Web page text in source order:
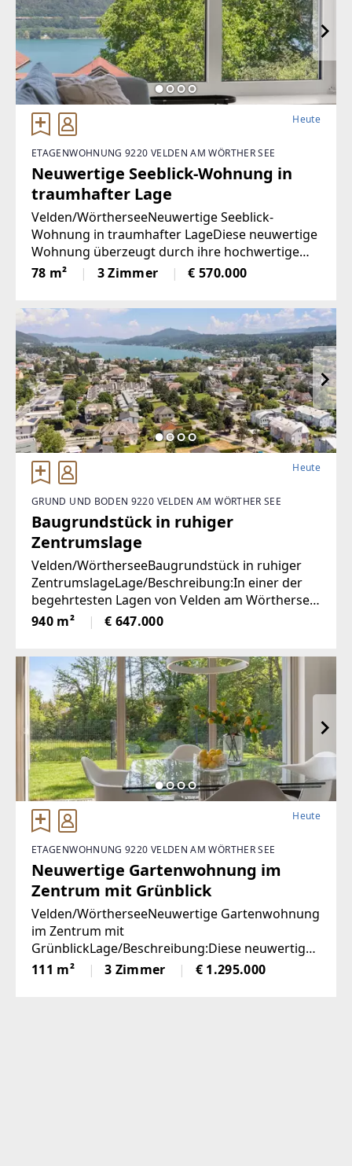
Heute
ETAGENWOHNUNG 9220 VELDEN AM WÖRTHER SEE
Neuwertige Seeblick-Wohnung in
traumhafter Lage
Velden/WörtherseeNeuwertige Seeblick-
Wohnung in traumhafter LageDiese neuwertige
Wohnung überzeugt durch ihre hochwertige
Ausstattung, durchdachte Raumaufteilung und
einen eindrucksvollen Blick auf den Wörthersee.
78 m² 3 Zimmer € 570.000
Heute
GRUND UND BODEN 9220 VELDEN AM WÖRTHER SEE
Baugrundstück in ruhiger
Zentrumslage
Velden/WörtherseeBaugrundstück in ruhiger
ZentrumslageLage/Beschreibung:In einer der
begehrtesten Lagen von Velden am Wörthersee
befindet sich dieses ca. 940 m² große
Grundstück, das mit seiner ruhigen und
940 m² € 647.000
Heute
ETAGENWOHNUNG 9220 VELDEN AM WÖRTHER SEE
Neuwertige Gartenwohnung im
Zentrum mit Grünblick
Velden/WörtherseeNeuwertige Gartenwohnung
im Zentrum mit
GrünblickLage/Beschreibung:Diese neuwertige
Gartenwohnung vereint zentrales Wohnen mit
einer außergewöhnlich ruhigen Lage im Herzen
111 m² 3 Zimmer € 1.295.000